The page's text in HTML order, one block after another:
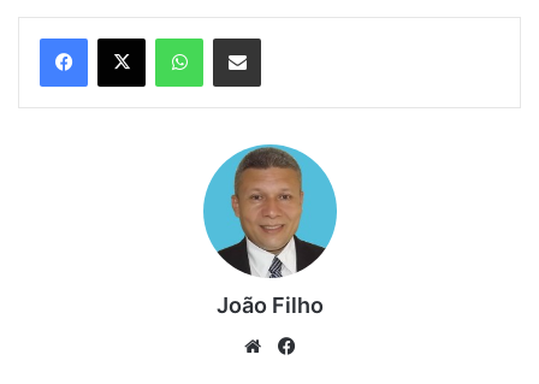
palheiro!
“Parabéns meu querido presidente por
possa te abençoar poderosamente e lhe dê
cada vez mais saúde, força e sabedoria
para conduzir essa nação”, descreveu o
empresário Wellington Leite em sua página
A Secom, consultada pela Folha de São
João Filho
We